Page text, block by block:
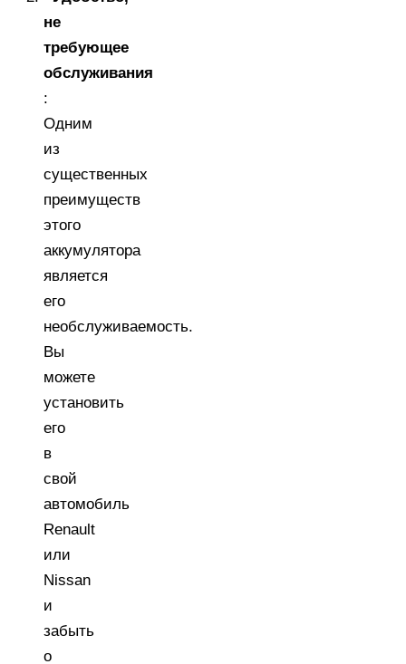
не
требующее
обслуживания
:
Одним
из
существенных
преимуществ
этого
аккумулятора
является
его
необслуживаемость.
Вы
можете
установить
его
в
свой
автомобиль
Renault
или
Nissan
и
забыть
о